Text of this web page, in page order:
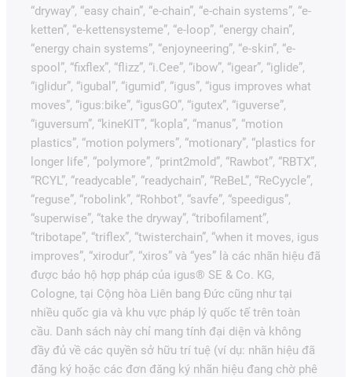
“dryway”, “easy chain”, “e-chain”, “e-chain systems”, “e-
ketten”, “e-kettensysteme”, “e-loop”, “energy chain”,
“energy chain systems”, “enjoyneering”, “e-skin”, “e-
spool”, “fixflex”, “flizz”, “i.Cee”, “ibow”, “igear”, “iglide”,
“iglidur”, “igubal”, “igumid”, “igus”, “igus improves what
moves”, “igus:bike”, “igusGO”, “igutex”, “iguverse”,
“iguversum”, “kineKIT”, “kopla”, “manus”, “motion
plastics”, “motion polymers”, “motionary”, “plastics for
longer life”, “polymore”, “print2mold”, “Rawbot”, “RBTX”,
“RCYL”, “readycable”, “readychain”, “ReBeL”, “ReCyycle”,
“reguse”, “robolink”, “Rohbot”, “savfe”, “speedigus”,
“superwise”, “take the dryway”, “tribofilament”,
“tribotape”, “triflex”, “twisterchain”, “when it moves, igus
improves”, “xirodur”, “xiros” và “yes” là các nhãn hiệu đã
được bảo hộ hợp pháp của igus® SE & Co. KG,
Cologne, tại Cộng hòa Liên bang Đức cũng như tại
nhiều quốc gia và khu vực pháp lý quốc tế trên toàn
cầu. Danh sách này chỉ mang tính đại diện và không
đầy đủ về các quyền sở hữu trí tuệ (ví dụ: nhãn hiệu đã
đăng ký hoặc các đơn đăng ký nhãn hiệu đang chờ phê